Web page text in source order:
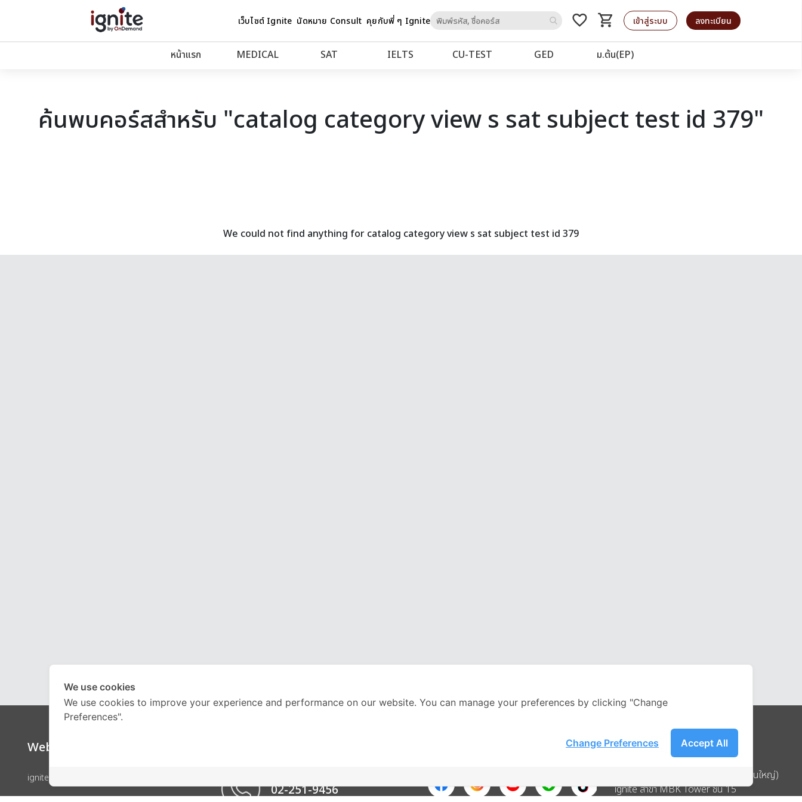
เว็บไซต์ Ignite นัดหมาย Consult คุยกับพี่ ๆ Igniteto
favorite_border shopping_cart
รถเข็น เข้าสู่ระบบ ลงทะเบียน
หน้าแรก MEDICAL SAT IELTS CU‑TEST GED ม.ต้น(EP)
ค้นพบคอร์สสำหรับ "catalog category view s sat subject test id 379"
We could not find anything for catalog category view s sat subject test id 379
Website
ignite by OnDemand
02-251-9456
Address
บริษัท อิกไนท์ เอ สตาร์ จำกัด (สำนักงานใหญ่)
ignite สาขา MBK Tower ชั้น 15
We use cookies
We use cookies to improve your experience and performance on our website. You can manage your preferences by clicking "Change
Preferences".
Accept All
Change Preferences